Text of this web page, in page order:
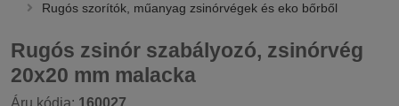
Rugós szorítók, műanyag zsinórvégek és eko bőrből
Rugós zsinór szabályozó, zsinórvég
20x20 mm malacka
Áru kódja: 160027